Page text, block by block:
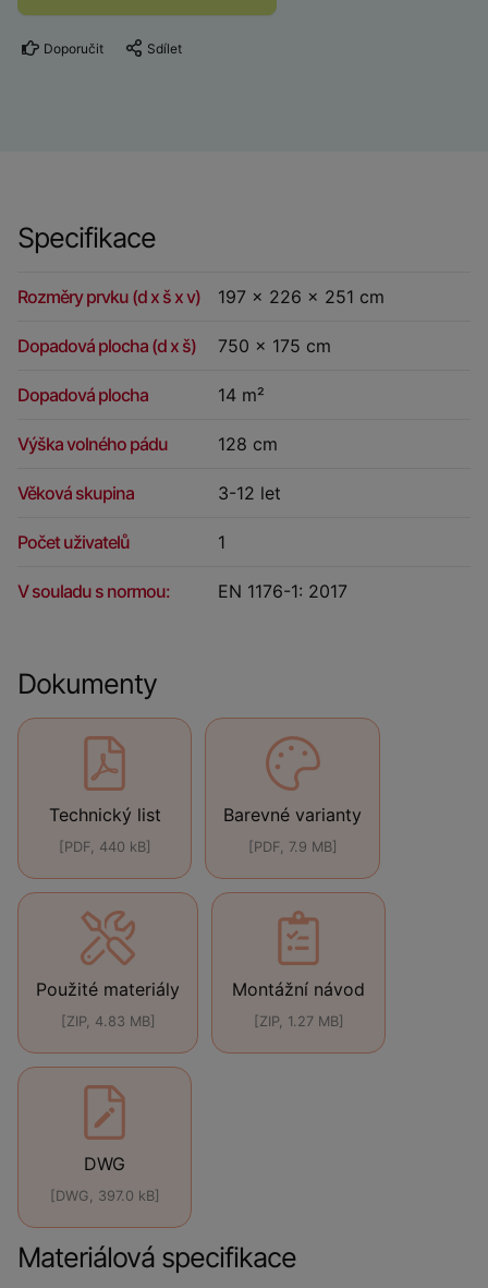
Doporučit Sdílet
Specifikace
Rozměry prvku (d x š x v) 197 x 226 x 251 cm
Dopadová plocha (d x š) 750 x 175 cm
Dopadová plocha 14 m²
Výška volného pádu 128 cm
Věková skupina 3-12 let
Počet uživatelů 1
V souladu s normou: EN 1176-1: 2017
Dokumenty
Technický list
[PDF, 440 kB]
Barevné varianty
[PDF, 7.9 MB]
Použité materiály
[ZIP, 4.83 MB]
Montážní návod
[ZIP, 1.27 MB]
DWG
[DWG, 397.0 kB]
Materiálová specifikace